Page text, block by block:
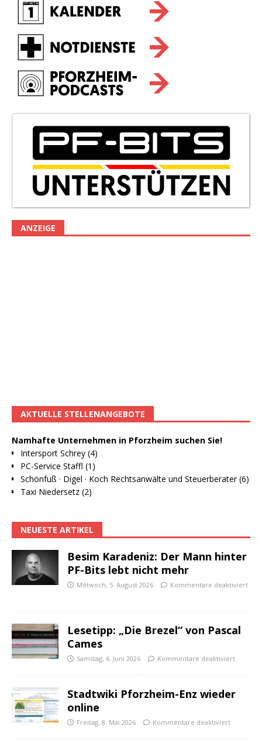
ANZEIGE
AKTUELLE STELLENANGEBOTE
Namhafte Unternehmen in Pforzheim suchen Sie!
Intersport Schrey (4)
PC-Service Staffl (1)
Schönfuß · Digel · Koch Rechtsanwälte und Steuerberater (6)
Taxi Niedersetz (2)
NEUESTE ARTIKEL
Besim Karadeniz: Der Mann hinter
PF-Bits lebt nicht mehr
Mittwoch, 5. August 2026 Kommentare deaktiviert
Lesetipp: „Die Brezel“ von Pascal
Cames
Samstag, 6. Juni 2026 Kommentare deaktiviert
Stadtwiki Pforzheim-Enz wieder
online
Freitag, 8. Mai 2026 Kommentare deaktiviert